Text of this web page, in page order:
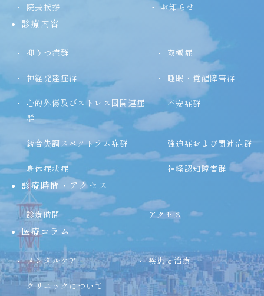
院長挨拶 お知らせ
診療内容
抑うつ症群 双極症
神経発達症群 睡眠・覚醒障害群
心的外傷及びストレス因関連症
群
不安症群
統合失調スペクトラム症群 強迫症および関連症群
身体症状症 神経認知障害群
診療時間・アクセス
診療時間 アクセス
医療コラム
メンタルケア 疾患と治療
クリニックについて